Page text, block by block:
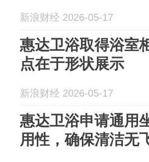
新浪财经 2026-05-17
惠达卫浴取得浴室
点在于形状展示
新浪财经 2026-05-17
惠达卫浴申请通用
用性，确保清洁无